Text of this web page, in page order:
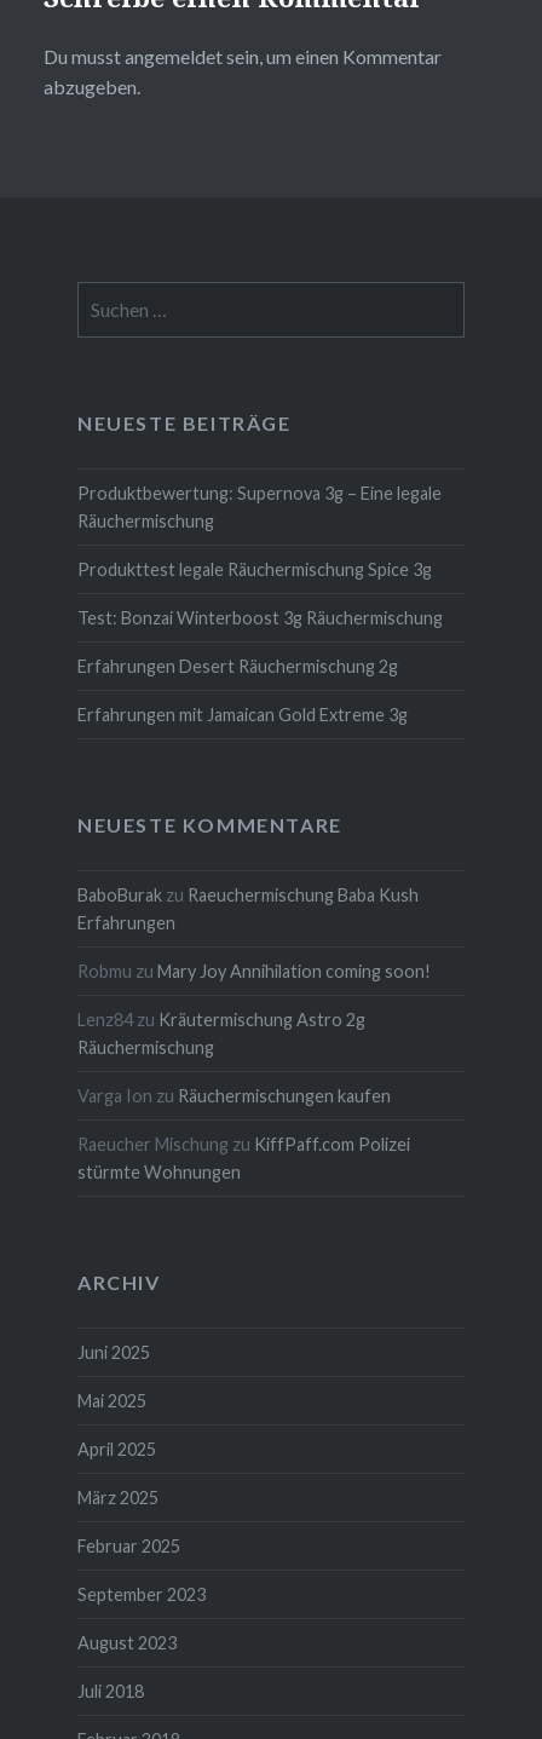
Du musstangemeldetsein, um einen Kommentar
abzugeben.
nach:
NEUESTE BEITRÄGE
Produktbewertung: Supernova 3g – Eine legale
Räuchermischung
Produkttest legale Räuchermischung Spice 3g
Test: Bonzai Winterboost 3g Räuchermischung
Erfahrungen Desert Räuchermischung 2g
Erfahrungen mit Jamaican Gold Extreme 3g
NEUESTE KOMMENTARE
BaboBurakzu Raeuchermischung Baba Kush
Erfahrungen
Robmu zu Mary Joy Annihilation coming soon!
Lenz84zu Kräutermischung Astro 2g
Räuchermischung
Varga Ion zu Räuchermischungen kaufen
Raeucher Mischung zu KiffPaff.com Polizei
stürmte Wohnungen
ARCHIV
Juni 2025
Mai 2025
April 2025
März 2025
Februar 2025
September 2023
August 2023
Juli 2018